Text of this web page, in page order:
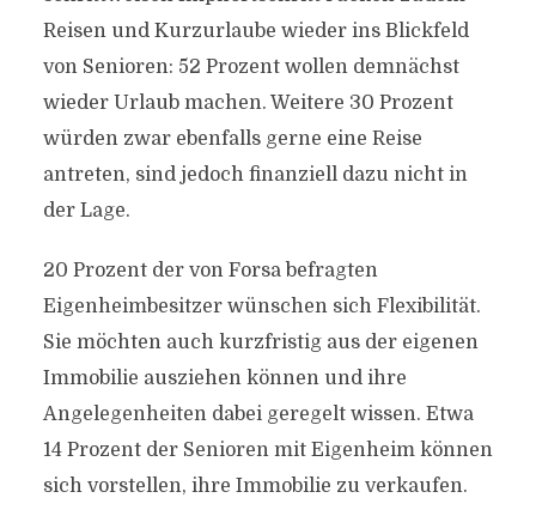
Reisen und Kurzurlaube wieder ins Blickfeld
von Senioren: 52 Prozent wollen demnächst
wieder Urlaub machen. Weitere 30 Prozent
würden zwar ebenfalls gerne eine Reise
antreten, sind jedoch finanziell dazu nicht in
der Lage.
20 Prozent der von Forsa befragten
Eigenheimbesitzer wünschen sich Flexibilität.
Sie möchten auch kurzfristig aus der eigenen
Immobilie ausziehen können und ihre
Angelegenheiten dabei geregelt wissen. Etwa
14 Prozent der Senioren mit Eigenheim können
sich vorstellen, ihre Immobilie zu verkaufen.